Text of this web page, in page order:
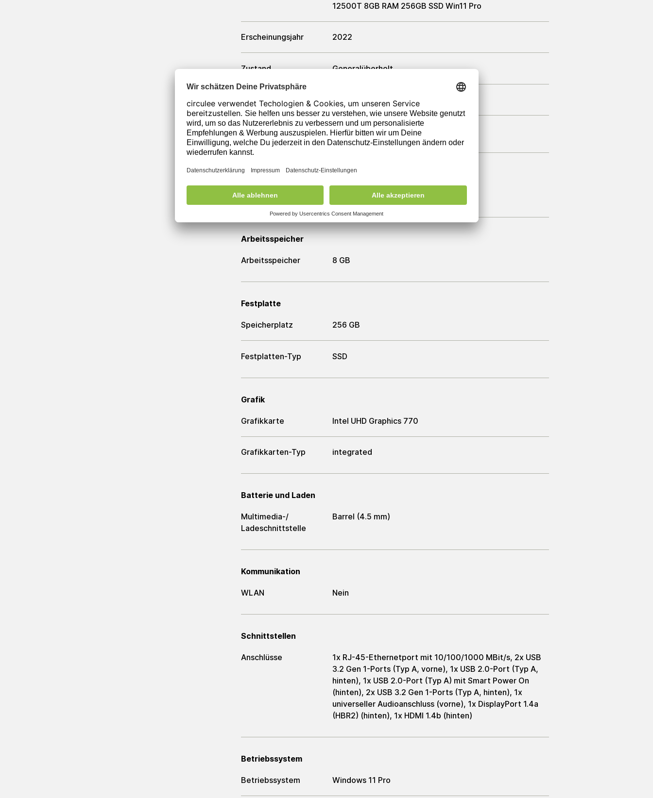
12500T 8GB RAM 256GB SSD Win11 Pro
Erscheinungsjahr 2022
Zustand Generalüberholt
Formfaktor Ultra Small Form Factor
Farbe Schwarz
Prozessor
Prozessor Intel Core i5-12500T
Arbeitsspeicher
Arbeitsspeicher 8 GB
Festplatte
Speicherplatz 256 GB
Festplatten-Typ SSD
Grafik
Grafikkarte Intel UHD Graphics 770
Grafikkarten-Typ integrated
Batterie und Laden
Multimedia-/​
Ladeschnittstelle
Barrel (4.5 mm)
Kommunikation
WLAN Nein
Schnittstellen
Anschlüsse
1x RJ-45-Ethernetport mit 10/100/1000 MBit/s, 2x USB
3.2 Gen 1-Ports (Typ A, vorne), 1x USB 2.0-Port (Typ A,
hinten), 1x USB 2.0-Port (Typ A) mit Smart Power On
(hinten), 2x USB 3.2 Gen 1-Ports (Typ A, hinten), 1x
universeller Audioanschluss (vorne), 1x DisplayPort 1.4a
(HBR2) (hinten), 1x HDMI 1.4b (hinten)
Betriebssystem
Betriebssystem Windows 11 Pro